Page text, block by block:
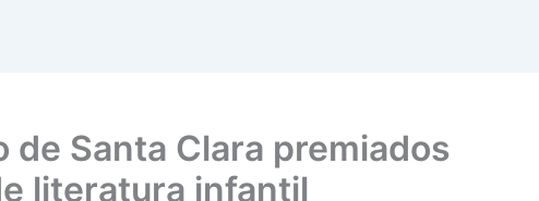
de Santa Clara premiados
literatura infantil